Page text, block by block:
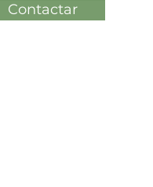
Contactar